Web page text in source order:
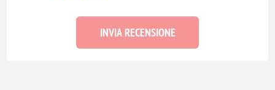
INVIA RECENSIONE